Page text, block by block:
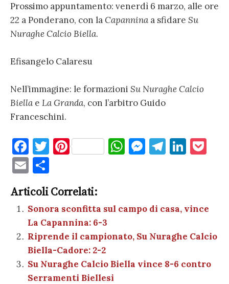
Prossimo appuntamento: venerdì 6 marzo, alle ore
22 a Ponderano, con laCapannina a sfidare Su
Nuraghe Calcio Biella.
Efisangelo Calaresu
Nell’immagine: le formazioni Su Nuraghe Calcio
Biella e La Granda, con l’arbitro Guido
Franceschini.
F
a
c
e
b
o
o
k
T
te
r
Pi
es
t
W
A
p
p
M
g
er
T
a
m
Li
dI
n
et
E
m
ai
l
n
di
vi
di
Articoli Correlati:
Sonora sconfitta sul campo di casa, vince
La Capannina: 6-3
Riprende il campionato, Su Nuraghe Calcio
Biella-Cadore: 2-2
Su Nuraghe Calcio Biella vince 8-6 contro
Serramenti Biellesi